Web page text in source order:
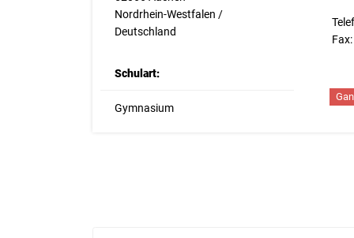
Nordrhein-Westfalen /
Deutschland
Schulart:
Gymnasium